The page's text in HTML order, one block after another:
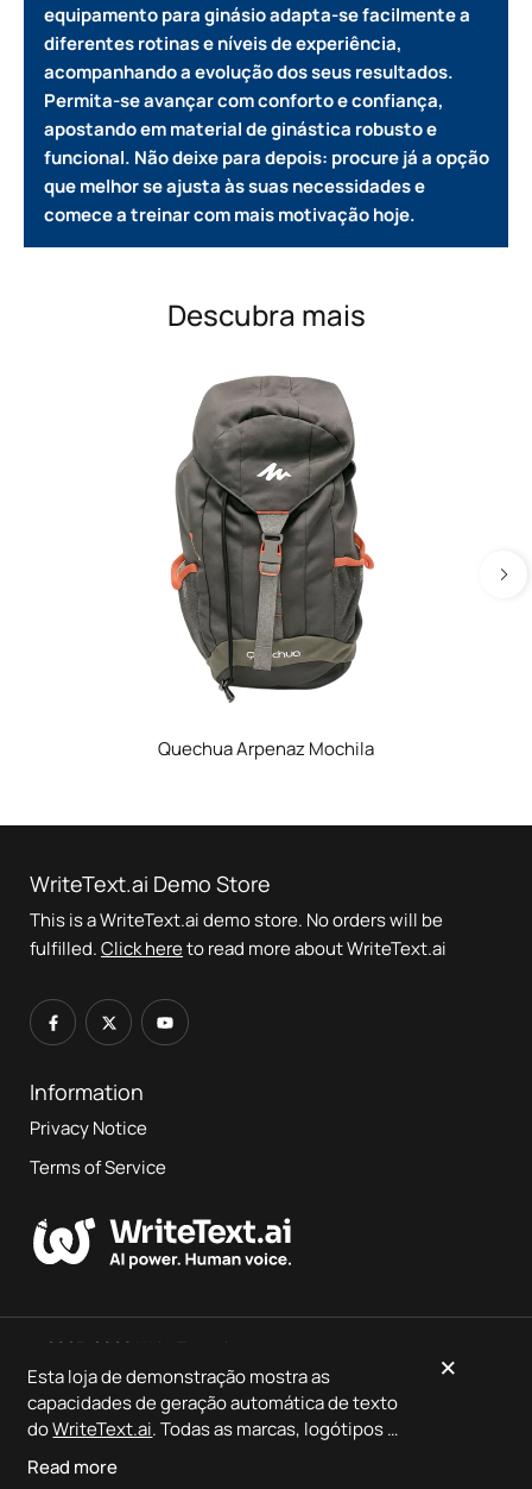
equipamento para ginásio adapta-se facilmente a
diferentes rotinas e níveis de experiência,
acompanhando a evolução dos seus resultados.
Permita-se avançar com conforto e confiança,
apostando em material de ginástica robusto e
funcional. Não deixe para depois: procure já a opção
que melhor se ajusta às suas necessidades e
comece a treinar com mais motivação hoje.
Descubra mais
Quechua Arpenaz Mochila
WriteText.ai Demo Store
This is a WriteText.ai demo store. No orders will be
fulfilled.Click hereto read more about WriteText.ai
Information
Privacy Notice
Terms of Service
© 2023-2026 WriteText.ai
This is a demo store showcasingWriteText.aioutput — no
orders will be fulfilled.
Esta loja de demonstração mostra as
capacidades de geração automática de texto
doWriteText.ai. Todas as marcas, logótipos e
designs de produtos pertencem aos
respetivos proprietários. O
Read more
×